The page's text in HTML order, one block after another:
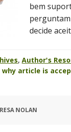
bem
decide
, Author's
why article is
NOLAN